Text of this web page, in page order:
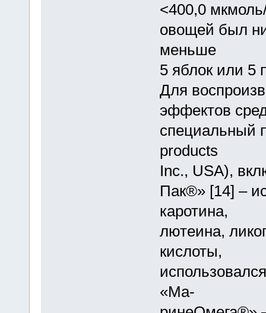
<400,0
овощей был
меньше
5 яблок или 5
Для
эффектов
специальный
products
Inc., USA),
Пак®» [14] –
каротина,
лютеина,
кислоты,
«Ма-